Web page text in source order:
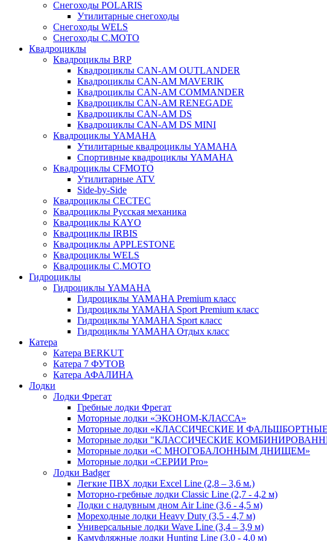
Снегоходы POLARIS
Утилитарные снегоходы
Cнегоходы WELS
Снегоходы C.MOTO
Квадроциклы
Квадроциклы BRP
Квадроциклы CAN-AM OUTLANDER
Квадроциклы CAN-AM MAVERIK
Квадроциклы CAN-AM COMMANDER
Квадроциклы CAN-AM RENEGADE
Квадроциклы CAN-AM DS
Квадроциклы CAN-AM DS MINI
Квадроциклы YAMAHA
Утилитарные квадроциклы YAMAHA
Спортивные квадроциклы YAMAHA
Квадроциклы CFMOTO
Утилитарные ATV
Side-by-Side
Квадроциклы CECTEC
Квадроциклы Русская механика
Квадроциклы KAYO
Квадроциклы IRBIS
Квадроциклы APPLESTONE
Квадроциклы WELS
Квадроциклы C.MOTO
Гидроциклы
Гидроциклы YAMAHA
Гидроциклы YAMAHA Premium класс
Гидроциклы YAMAHA Sport Premium класс
Гидроциклы YAMAHA Sport класс
Гидроциклы YAMAHA Отдых класс
Катера
Катера BERKUT
Катера 7 ФУТОВ
Катера АФАЛИНА
Лодки
Лодки Фрегат
Гребные лодки Фрегат
Моторные лодки «ЭКОНОМ-КЛАССА»
Моторные лодки «КЛАССИЧЕСКИЕ И
Моторные лодки "КЛАССИЧЕСКИЕ
Моторные лодки «С МНОГОБАЛОННЫМ ДНИЩЕМ»
Моторные лодки «СЕРИИ Pro»
Лодки Badger
Легкие ПВХ лодки Excel Line (2,8 – 3,6 м.)
Моторно-гребные лодки Classic Line (2,7 - 4,2 м)
Лодки с надувным дном Air Line (3,6 - 4,5 м)
Мореходные лодки Heavy Duty (3,5 - 4,7 м)
Универсальные лодки Wave Line (3,4 – 3,9 м)
Камуфляжные лодки Hunting Line (3,0 - 4,0 м)